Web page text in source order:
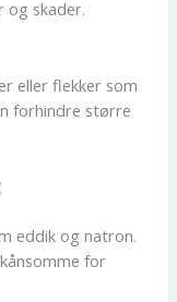
og skader.
eller flekker som
forhindre større
eddik og natron.
for